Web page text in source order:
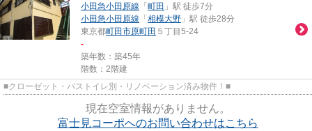
小田急小田原線 「 町田 」駅 徒歩7分
小田急小田原線 「 相模大野 」駅 徒歩28分
東京都町田市原町田 ５丁目5-24
-
築年数：築45年
階数：2階建
■クローゼット・バストイレ別・リノベーション済み物件！■
現在空室情報がありません。
富士見コーポへのお問い合わせはこちら